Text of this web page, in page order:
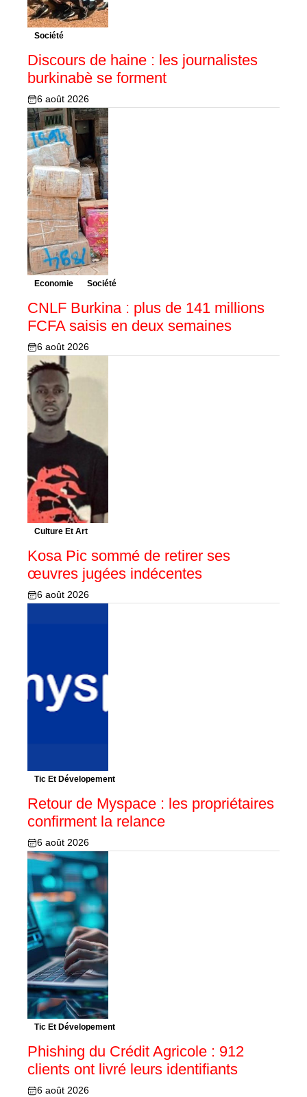
Société
Discours de haine : les journalistes
burkinabè se forment
6 août 2026
Economie Société
CNLF Burkina : plus de 141 millions
FCFA saisis en deux semaines
6 août 2026
Culture Et Art
Kosa Pic sommé de retirer ses
œuvres jugées indécentes
6 août 2026
Tic Et Dévelopement
Retour de Myspace : les propriétaires
confirment la relance
6 août 2026
Tic Et Dévelopement
Phishing du Crédit Agricole : 912
clients ont livré leurs identifiants
6 août 2026